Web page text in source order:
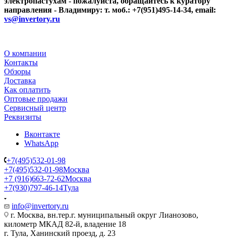
направления - Владимиру: т. моб.: +7(951)495-14-34, email:
vs@invertory.ru
О компании
Контакты
Обзоры
Доставка
Как оплатить
Оптовые продажи
Сервисный центр
Реквизиты
Вконтакте
WhatsApp
+7(495)532-01-98
+7(495)532-01-98Москва
+7 (916)663-72-62Москва
+7(930)797-46-14Тула
info@invertory.ru
г. Москва, вн.тер.г. муниципальный округ Лианозово,
километр МКАД 82-й, владение 18
г. Тула, Ханинский проезд, д. 23